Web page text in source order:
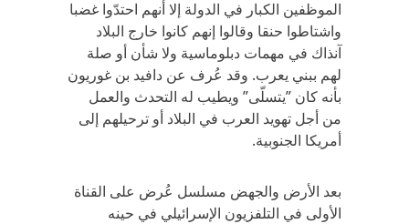
الموظفين الكبار في الدولة إلا أنهم احتدّوا غضبا
واشتاطوا حنقا وقالوا إنهم كانوا خارج البلاد
آنذاك في مهمات دبلوماسية ولا شأن أو صلة
لهم ببني يعرب. وقد عُرف عن دافيد بن غوريون
بأنه كان ”يتسلّى” ويطيب له التحدث والعمل
من أجل تهويد العرب في البلاد أو ترحيلهم إلى
أمريكا الجنوبية.
بعد الأرض والجهض مسلسل عُرض على القناة
الأولى في التلفزيون الإسرائيلي في حينه